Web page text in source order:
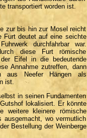
transportiert worden ist.
zur bis hin zur Mosel reicht
Furt deutet auf eine seichte
durchfahrbar war.
diese Furt römische
Eifel in die bedeutende
Annahme zutreffen, dann
aus Neefer Hängen als
ist.
in seinen Fundamenten
lokalisiert. Er könnte
weitere kleinere römische
ausgemacht, wo vermutlich
Bestellung der Weinberge